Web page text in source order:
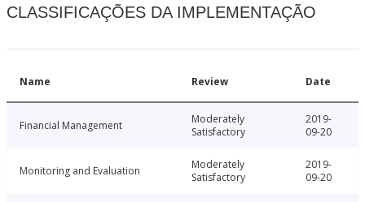
CLASSIFICAÇÕES DA IMPLEMENTAÇÃO
Name Review Date
Financial Management
Moderately
Satisfactory
2019-
09-20
Monitoring and Evaluation
Moderately
Satisfactory
2019-
09-20